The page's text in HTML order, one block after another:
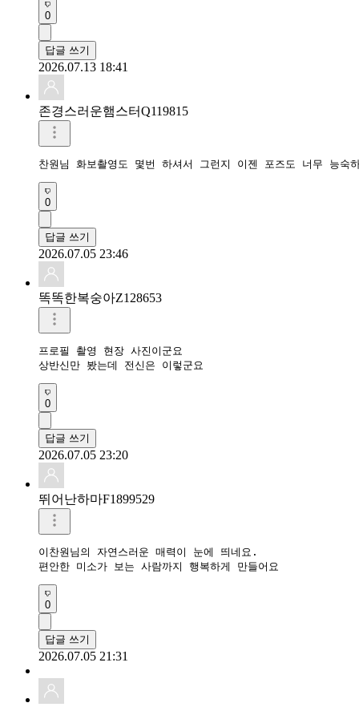
0
답글 쓰기
2026.07.13 18:41
존경스러운햄스터Q119815
찬원님 화보촬영도 몇번 하셔서 그런지 이젠 포즈도 너무 능숙
0
답글 쓰기
2026.07.05 23:46
똑똑한복숭아Z128653
프로필 촬영 현장 사진이군요
상반신만 봤는데 전신은 이렇군요
0
답글 쓰기
2026.07.05 23:20
뛰어난하마F1899529
이찬원님의 자연스러운 매력이 눈에 띄네요.
편안한 미소가 보는 사람까지 행복하게 만들어요
0
답글 쓰기
2026.07.05 21:31